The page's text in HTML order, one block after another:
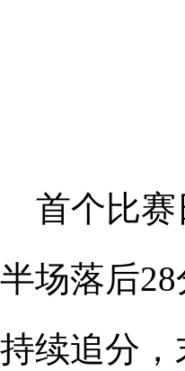
首个比
半场落后
持续追分